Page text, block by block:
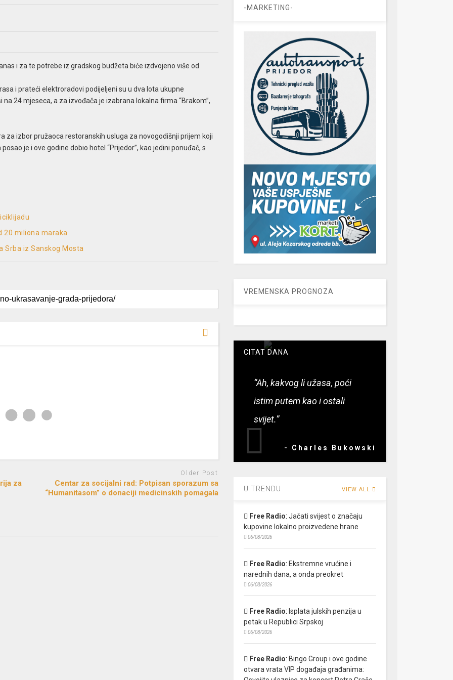
i za te potrebe iz gradskog budžeta biće izdvojeno više od
i prateći elektroradovi podijeljeni su u dva lota ukupne
24 mjeseca, a za izvođača je izabrana lokalna firma “Brakom”,
za izbor pružaoca restoranskih usluga za novogodišnji prijem koji
je i ove godine dobio hotel “Prijedor”, kao jedini ponuđač, s
20 miliona maraka
Srba iz Sanskog Mosta
za
Older Post
Centar za socijalni rad: Potpisan sporazum sa
“Humanitasom” o donaciji medicinskih pomagala
-MARKETING-
VREMENSKA PROGNOZA
CITAT DANA
“Ah, kakvog li užasa, poći
istim putem kao i ostali
svijet.”
- Charles Bukowski
U TRENDU VIEW ALL
Free Radio: Jačati svijest o značaju
kupovine lokalno proizvedene hrane
06/08/2026
Free Radio: Ekstremne vrućine i
narednih dana, a onda preokret
06/08/2026
Free Radio: Isplata julskih penzija u
petak u Republici Srpskoj
06/08/2026
Free Radio: Bingo Group i ove godine
otvara vrata VIP događaja građanima: